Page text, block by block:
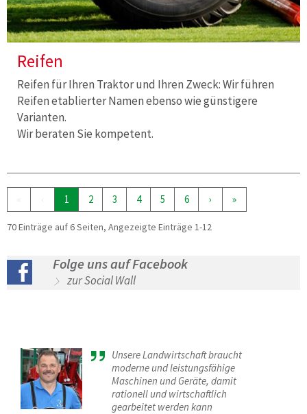
Reifen
Reifen für Ihren Traktor und Ihren Zweck: Wir führen
Reifen etablierter Namen ebenso wie günstigere
Varianten.
Wir beraten Sie kompetent.
1 2 3 4 5 6 › »
70 Einträge auf 6 Seiten, Angezeigte Einträge 1-12
Folge uns auf Facebook
zur Social Wall
Unsere Landwirtschaft braucht
moderne und leistungsfähige
Maschinen und Geräte, damit
rationell und wirtschaftlich
gearbeitet werden kann